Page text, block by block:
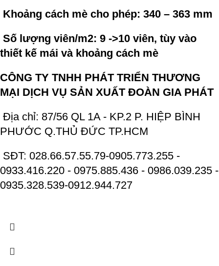
Khoảng cách mè cho phép: 340 – 363 mm
Số lượng viên/m2: 9 ->10 viên, tùy vào
thiết kế mái và khoảng cách mè
CÔNG TY TNHH PHÁT TRIỂN THƯƠNG
MẠI DỊCH VỤ SẢN XUẤT ĐOÀN GIA PHÁT
Địa chỉ: 87/56 QL 1A - KP.2 P. HIỆP BÌNH
PHƯỚC Q.THỦ ĐỨC TP.HCM
SĐT: 028.66.57.55.79-0905.773.255 -
0933.416.220 - 0975.885.436 - 0986.039.235 -
0935.328.539-0912.944.727